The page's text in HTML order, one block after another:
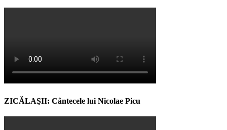
ZICĂLAŞII: Cântecele lui Nicolae Picu